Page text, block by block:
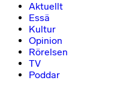
Aktuellt
Essä
Kultur
Opinion
Rörelsen
TV
Poddar